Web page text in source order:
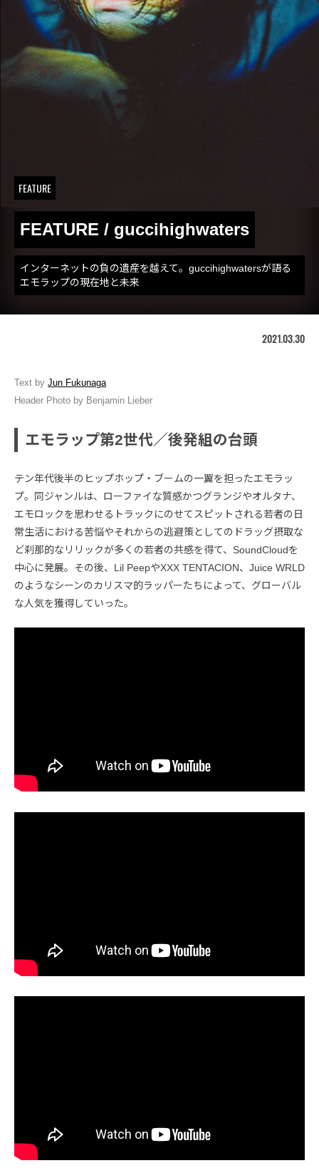
FEATURE
FEATURE / guccihighwaters
インターネットの負の遺産を越えて。guccihighwatersが語る
エモラップの現在地と未来
2021.03.30
Text by Jun Fukunaga
Header Photo by Benjamin Lieber
エモラップ第2世代／後発組の台頭
テン年代後半のヒップホップ・ブームの一翼を担ったエモラッ
プ。同ジャンルは、ローファイな質感かつグランジやオルタナ、
エモロックを思わせるトラックにのせてスピットされる若者の日
常生活における苦悩やそれからの逃避策としてのドラッグ摂取な
ど刹那的なリリックが多くの若者の共感を得て、SoundCloudを
中心に発展。その後、Lil PeepやXXX TENTACION、Juice WRLD
のようなシーンのカリスマ的ラッパーたちによって、グローバル
な人気を獲得していった。